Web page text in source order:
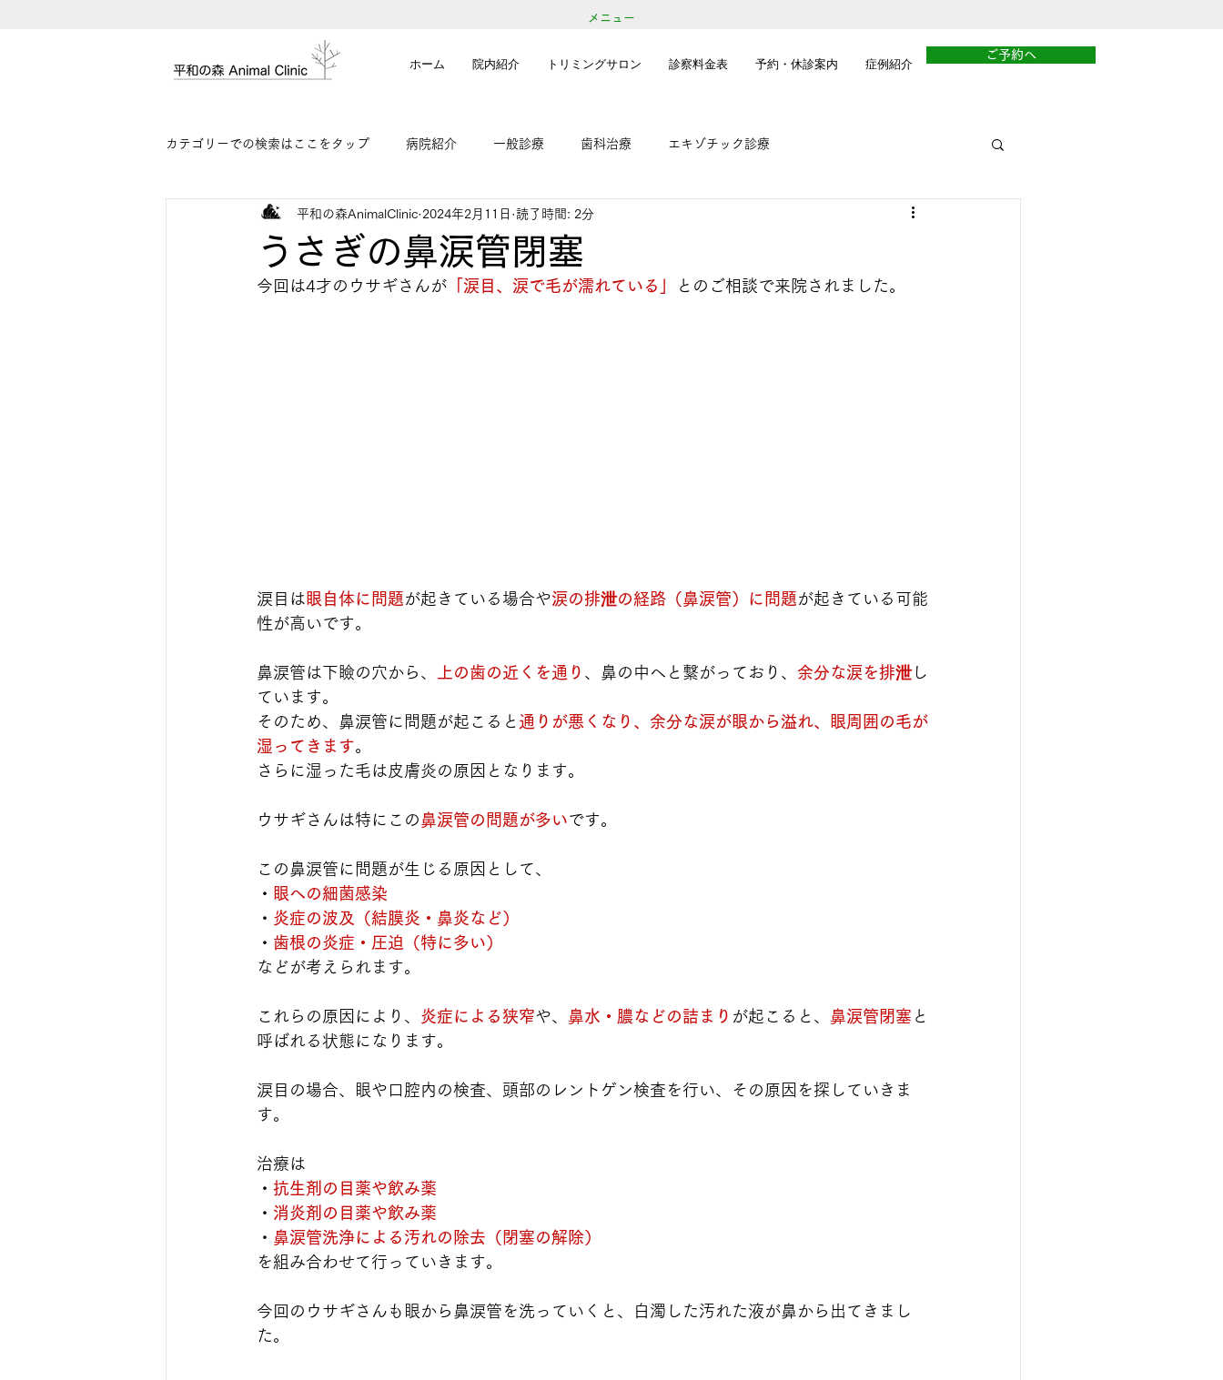
メニュー
ホーム 院内紹介 トリミングサロン 診察料金表 予約・休診案内 症例紹介
ご予約へ
カテゴリーでの検索はここをタップ 病院紹介 一般診療 歯科治療 エキゾチック診療
うさぎの鼻涙管閉塞
平和の森AnimalClinic 2024年2月11日 読了時間: 2分
今回は4才のウサギさんが 「涙目、涙で毛が濡れている」 との ご相談で来院されました。
涙目は 眼自体に問題 が起きている場合や涙の排泄の経路（鼻涙管）に問題 が起きている可能
性が高いです。
鼻涙管は下瞼の穴から、 上の歯の近くを通り 、鼻の中へと繋がっており、 余分な涙を排泄し
ています。
そのため、鼻涙管に問題が起こると 通りが悪くなり、余分な涙が眼から溢れ、眼周囲の毛が
湿ってきます。
さらに湿った毛は皮膚炎の原因となります。
ウサギさんは特にこの 鼻涙管の問題が多いです。
この鼻涙管に問題が生じる原因として、
・ 眼への細菌感染
・ 炎症の波及
（結膜炎・鼻炎など）
・ 歯根の炎症・圧迫（特に多い）
などが考えられます。
これらの原因により、 炎症による狭窄や、 鼻水・膿などの詰まり が起こると、 鼻涙管閉塞 と
呼ばれる状態になります。
涙目の場合、眼や口腔内の検査、頭部のレントゲン検査を行い、その原因を探していきま
す。
治療は
・ 抗生剤の目薬や飲み薬
・ 消炎剤の目薬や飲み薬
・ 鼻涙管洗浄による汚れの除去（閉塞の解除）
を組み合わせて行っていきます。
今回のウサギさんも眼から鼻涙管を洗っていくと、白濁した汚れた液が鼻から出てきまし
た。